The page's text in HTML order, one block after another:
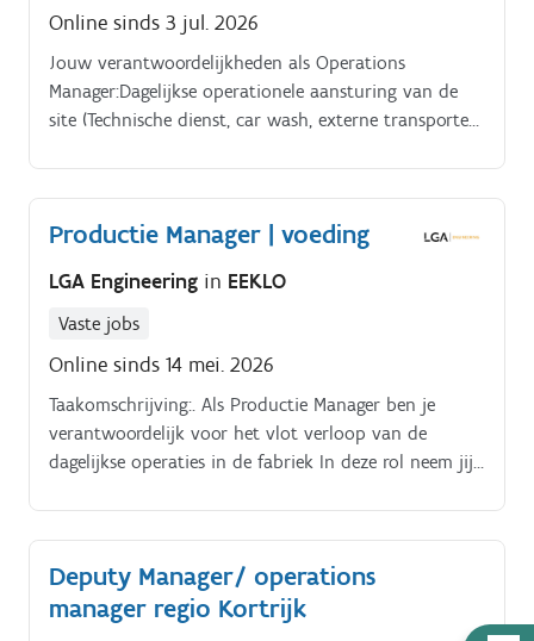
Online sinds 3 jul. 2026
Jouw verantwoordelijkheden als Operations
Manager:Dagelijkse operationele aansturing van de
site (Technische dienst, car wash, externe transporten,
van supervisors, planners en operationele teams.
Productie Manager | voeding
LGA Engineering in EEKLO
Vaste jobs
Online sinds 14 mei. 2026
Taakomschrijving:. Als Productie Manager ben je
verantwoordelijk voor het vlot verloop van de
dagelijkse operaties in de fabriek In deze rol neem jij
machine altijd op de meest efficiënte manier worden
ingezet.
Deputy Manager/ operations
manager regio Kortrijk